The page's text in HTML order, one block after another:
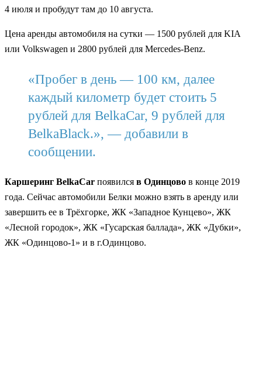
4 июля и пробудут там до 10 августа.
Цена аренды автомобиля на сутки — 1500 рублей для KIA
или Volkswagen и 2800 рублей для Mercedes-Benz.
«Пробег в день — 100 км, далее
каждый километр будет стоить 5
рублей для BelkaCar, 9 рублей для
BelkaBlack.», — добавили в
сообщении.
Каршеринг BelkaCar появился в Одинцово в конце 2019
года. Сейчас автомобили Белки можно взять в аренду или
завершить ее в Трёхгорке, ЖК «Западное Кунцево», ЖК
«Лесной городок», ЖК «Гусарская баллада», ЖК «Дубки»,
ЖК «Одинцово-1» и в г.Одинцово.